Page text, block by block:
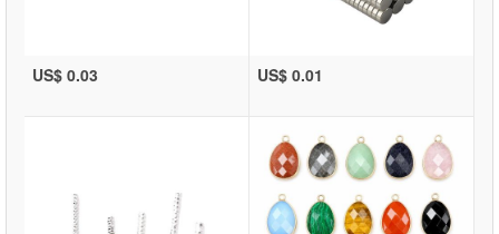
US$ 0.03 US$ 0.01